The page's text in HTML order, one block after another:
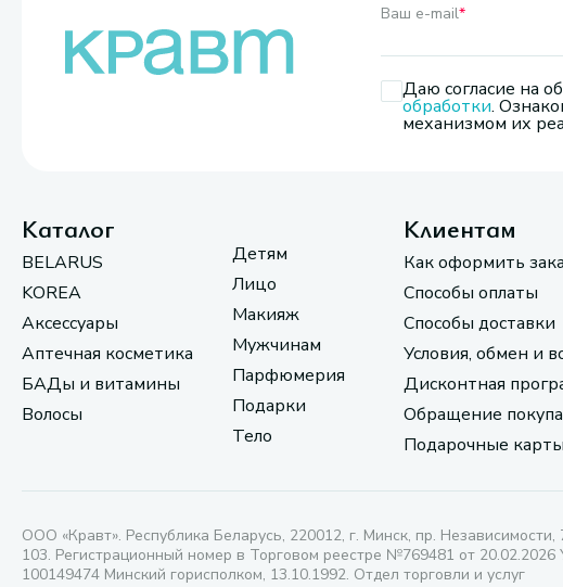
Ваш e-mail*
Даю согласие на
обработки.
механизмом их
Каталог
BELARUS
KOREA
Аксессуары
Аптечная косметика
БАДы и витамины
Волосы
Детям
Лицо
Макияж
Мужчинам
Парфюмерия
Подарки
Тело
Клиентам
Как оформить
Способы оплаты
Способы доставки
Условия, обмен и
Дисконтная
Обращение
Подарочные карты
ООО «Кравт». Республика Беларусь, 220012, г. Минск, пр. Независимости,
103. Регистрационный номер в Торговом реестре №769481 от
100149474 Минский горисполком, 13.10.1992. Отдел торговли и услуг